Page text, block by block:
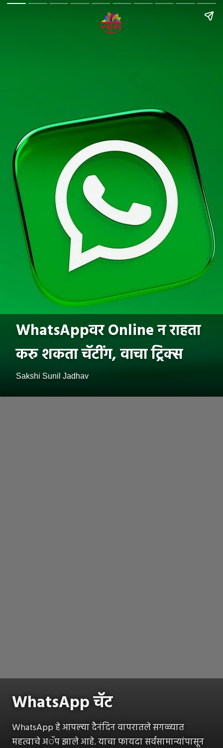
WhatsAppवर Online न राहता
करु शकता चॅटींग, वाचा ट्रिक्स
Sakshi Sunil Jadhav
WhatsApp चॅट
WhatsApp हे आपल्या दैनंदिन वापरातले सगळ्यात
महत्वाचे अॅप झाले आहे. याचा फायदा सर्वसामान्यांपासून